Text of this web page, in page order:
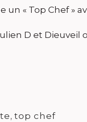
« Top Chef »
D et Dieuveil
, top chef